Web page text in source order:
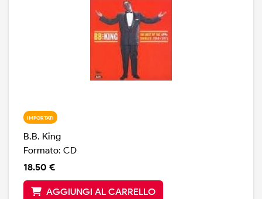
IMPORTATI
B.B. King
Formato: CD
18.50 €
AGGIUNGI AL CARRELLO